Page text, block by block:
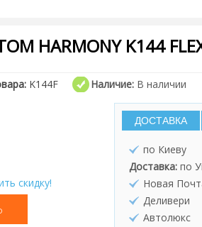
HARMONY K144
K144F Наличие: В наличии
скидку!
ДОСТАВКА
по Киеву
Доставка: по
Новая
Деливери
Автолюкс